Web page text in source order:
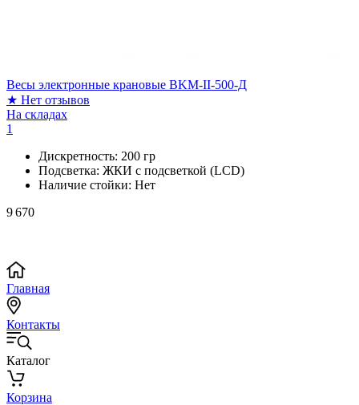
Весы электронные крановые BKM-II-500-Д
★ Нет отзывов
На складах
1
Дискретность: 200 гр
Подсветка: ЖКИ с подсветкой (LCD)
Наличие стойки: Нет
9 670
Главная
Контакты
Каталог
Корзина